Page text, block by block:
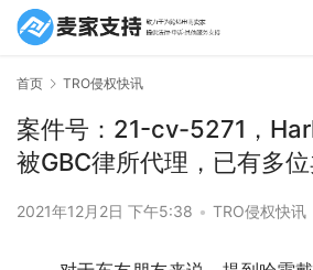
首页 TRO侵权快讯
案件号：21-cv-5271，
被GBC律所代理，已有多位
2021年12月2日 下午5:38 • TRO侵权快讯